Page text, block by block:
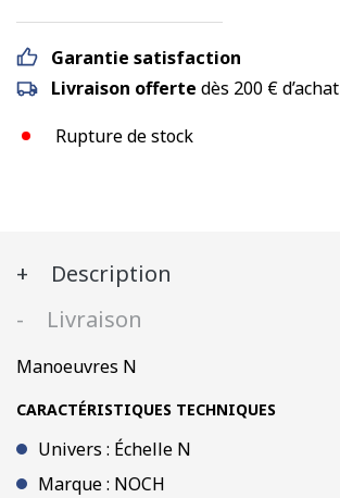
Garantie satisfaction
Livraison offerte dès 200 € d’achat
Rupture de stock
Description
Livraison
Manoeuvres N
CARACTÉRISTIQUES TECHNIQUES
Univers : Échelle N
Marque : NOCH